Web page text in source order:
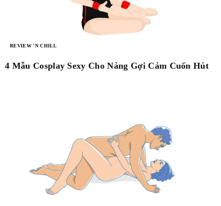
REVIEW 'N CHILL
4 Mẫu Cosplay Sexy Cho Nàng Gợi Cảm Cuốn Hút